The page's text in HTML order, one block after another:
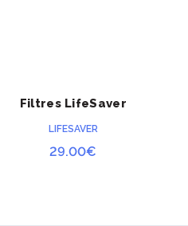
ACHETER
Filtres LifeSaver
LIFESAVER
29.00€